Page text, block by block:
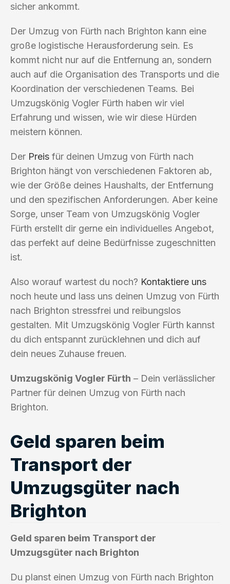
sicher ankommt.
Der Umzug von Fürth nach Brighton kann eine
große logistische Herausforderung sein. Es
kommt nicht nur auf die Entfernung an, sondern
auch auf die Organisation des Transports und die
Koordination der verschiedenen Teams. Bei
Umzugskönig Vogler Fürth haben wir viel
Erfahrung und wissen, wie wir diese Hürden
meistern können.
Der Preis für deinen Umzug von Fürth nach
Brighton hängt von verschiedenen Faktoren ab,
wie der Größe deines Haushalts, der Entfernung
und den spezifischen Anforderungen. Aber keine
Sorge, unser Team von Umzugskönig Vogler
Fürth erstellt dir gerne ein individuelles Angebot,
das perfekt auf deine Bedürfnisse zugeschnitten
ist.
Also worauf wartest du noch? Kontaktiere uns
noch heute und lass uns deinen Umzug von Fürth
nach Brighton stressfrei und reibungslos
gestalten. Mit Umzugskönig Vogler Fürth kannst
du dich entspannt zurücklehnen und dich auf
dein neues Zuhause freuen.
Umzugskönig Vogler Fürth – Dein verlässlicher
Partner für deinen Umzug von Fürth nach
Brighton.
Geld sparen beim
Transport der
Umzugsgüter nach
Brighton
Geld sparen beim Transport der
Umzugsgüter nach Brighton
Du planst einen Umzug von Fürth nach Brighton